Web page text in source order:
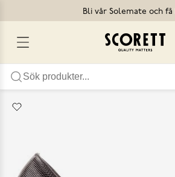
Bli vår Solemate och få